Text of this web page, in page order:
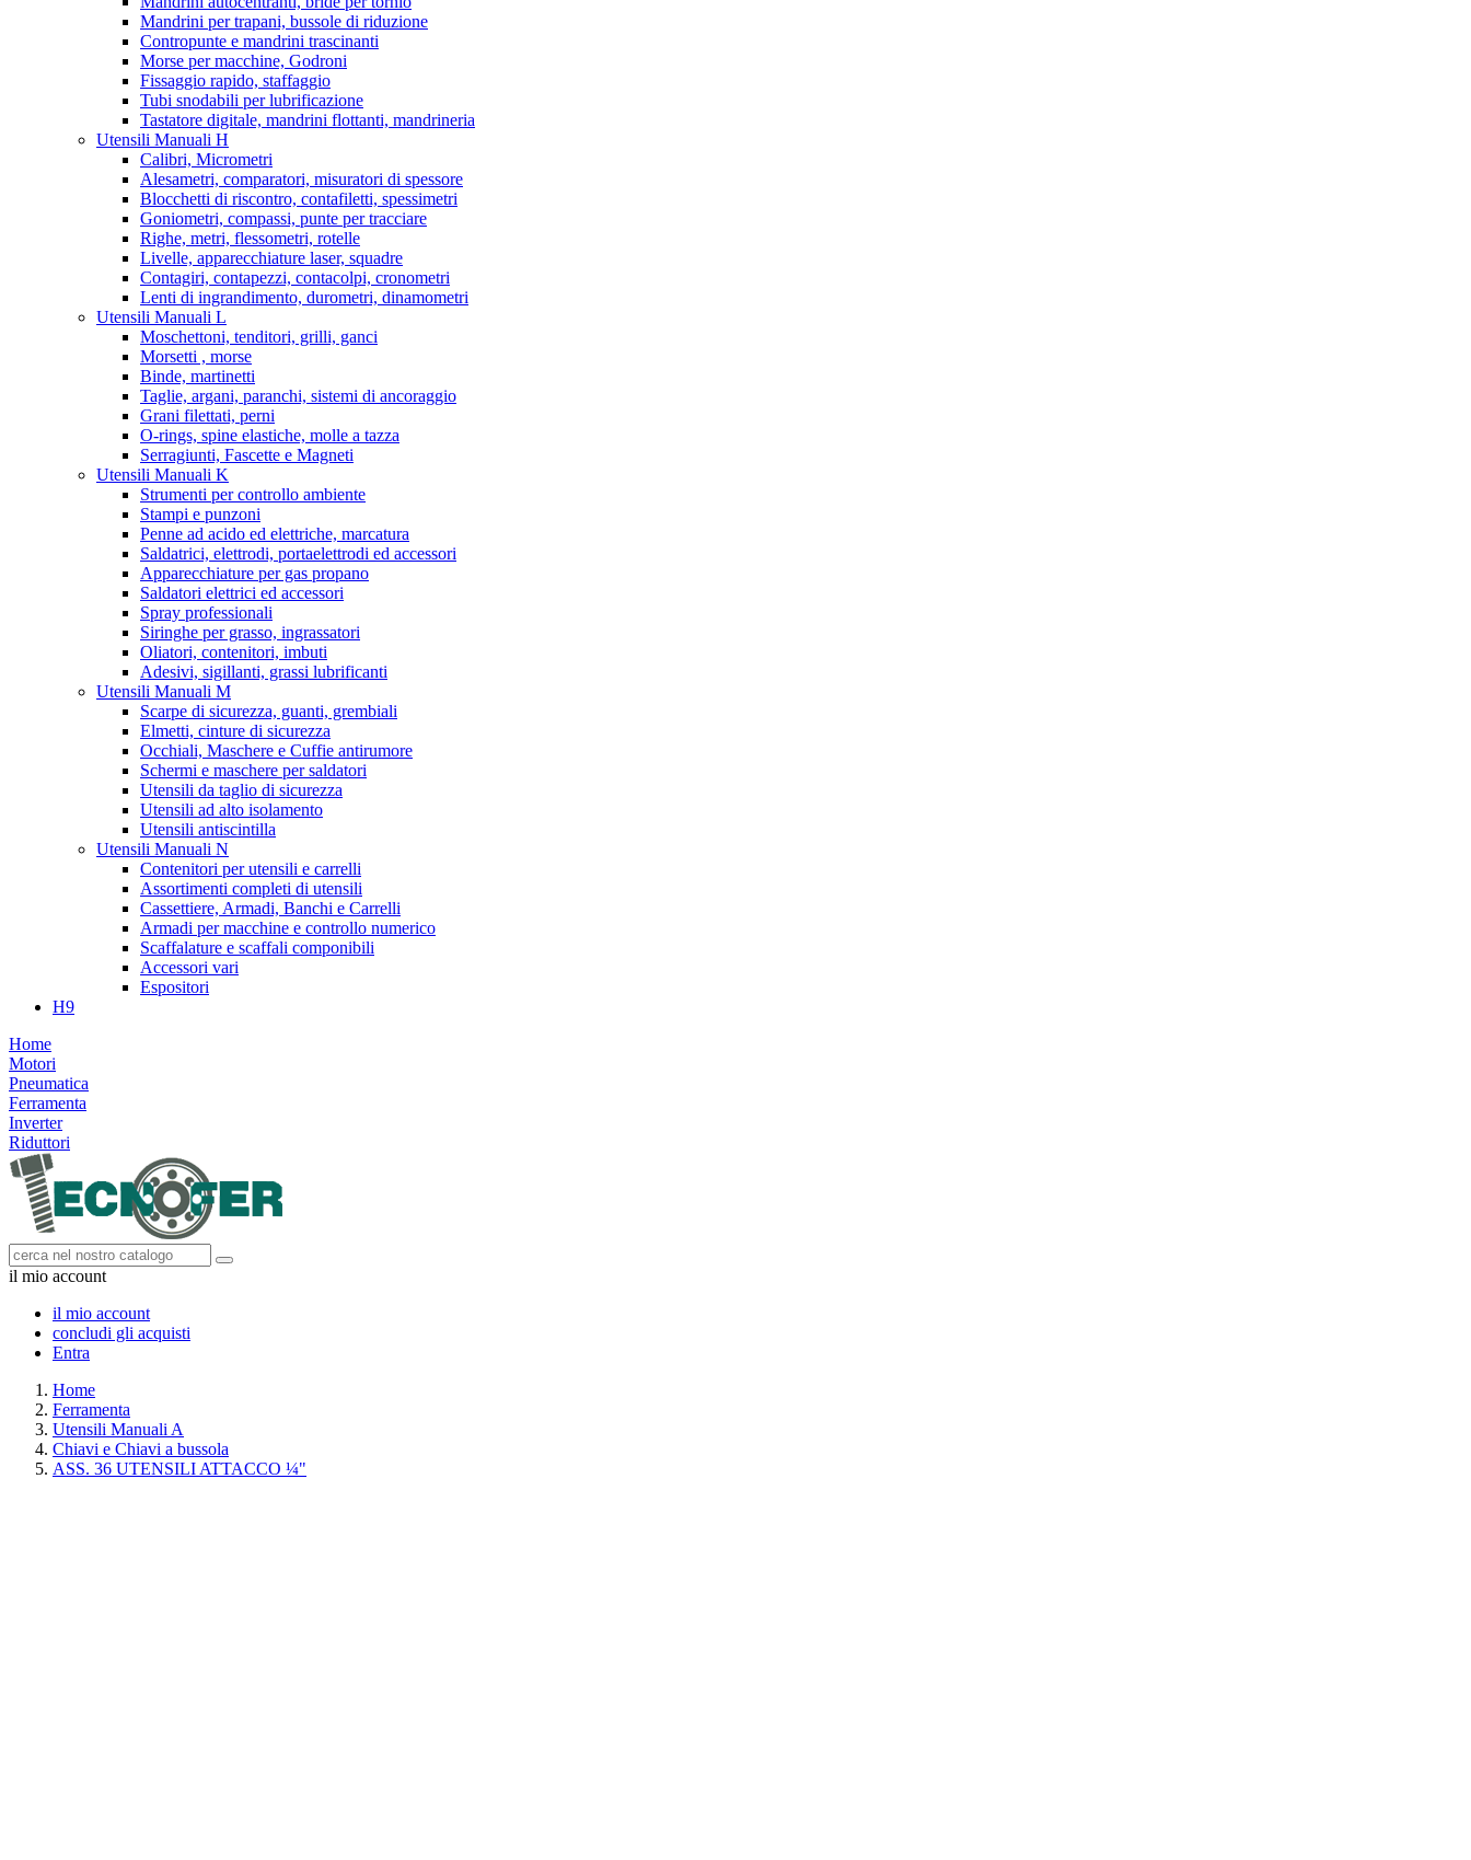
Mandrini per trapani, bussole di riduzione
Contropunte e mandrini trascinanti
Morse per macchine, Godroni
Fissaggio rapido, staffaggio
Tubi snodabili per lubrificazione
Tastatore digitale, mandrini flottanti, mandrineria
Utensili Manuali H
Calibri, Micrometri
Alesametri, comparatori, misuratori di spessore
Blocchetti di riscontro, contafiletti, spessimetri
Goniometri, compassi, punte per tracciare
Righe, metri, flessometri, rotelle
Livelle, apparecchiature laser, squadre
Contagiri, contapezzi, contacolpi, cronometri
Lenti di ingrandimento, durometri, dinamometri
Utensili Manuali L
Moschettoni, tenditori, grilli, ganci
Morsetti , morse
Binde, martinetti
Taglie, argani, paranchi, sistemi di ancoraggio
Grani filettati, perni
O-rings, spine elastiche, molle a tazza
Serragiunti, Fascette e Magneti
Utensili Manuali K
Strumenti per controllo ambiente
Stampi e punzoni
Penne ad acido ed elettriche, marcatura
Saldatrici, elettrodi, portaelettrodi ed accessori
Apparecchiature per gas propano
Saldatori elettrici ed accessori
Spray professionali
Siringhe per grasso, ingrassatori
Oliatori, contenitori, imbuti
Adesivi, sigillanti, grassi lubrificanti
Utensili Manuali M
Scarpe di sicurezza, guanti, grembiali
Elmetti, cinture di sicurezza
Occhiali, Maschere e Cuffie antirumore
Schermi e maschere per saldatori
Utensili da taglio di sicurezza
Utensili ad alto isolamento
Utensili antiscintilla
Utensili Manuali N
Contenitori per utensili e carrelli
Assortimenti completi di utensili
Cassettiere, Armadi, Banchi e Carrelli
Armadi per macchine e controllo numerico
Scaffalature e scaffali componibili
Accessori vari
Espositori
H9
Home
Motori
Pneumatica
Ferramenta
Inverter
Riduttori
il mio account
il mio account
concludi gli acquisti
Entra
Home
Ferramenta
Utensili Manuali A
Chiavi e Chiavi a bussola
ASS. 36 UTENSILI ATTACCO ¼"